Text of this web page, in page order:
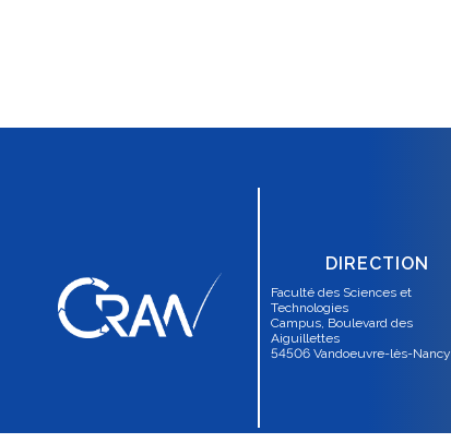
DIRECTION
Faculté des Sciences et
Technologies
Campus, Boulevard des
Aiguillettes
54506 Vandoeuvre-lès-Nancy